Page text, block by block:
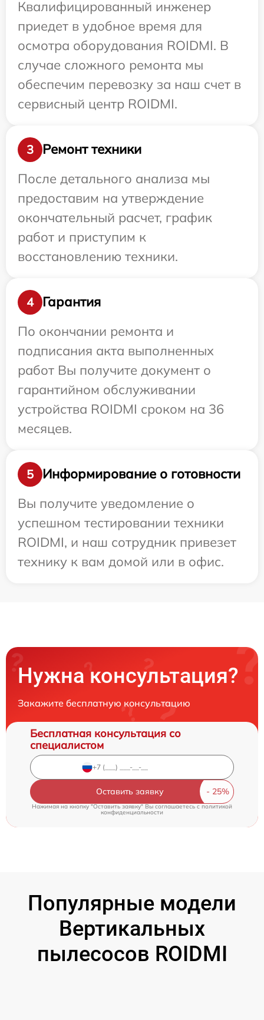
Квалифицированный инженер
приедет в удобное время для
осмотра оборудования ROIDMI. В
случае сложного ремонта мы
обеспечим перевозку за наш счет в
сервисный центр ROIDMI.
3
Ремонт техники
После детального анализа мы
предоставим на утверждение
окончательный расчет, график
работ и приступим к
восстановлению техники.
4
Гарантия
По окончании ремонта и
подписания акта выполненных
работ Вы получите документ о
гарантийном обслуживании
устройства ROIDMI сроком на 36
месяцев.
5
Информирование о готовности
Вы получите уведомление о
успешном тестировании техники
ROIDMI, и наш сотрудник привезет
технику к вам домой или в офис.
Нужна консультация?
Закажите бесплатную консультацию
Бесплатная консультация со
специалистом
Оставить заявку
Нажимая на кнопку "Оставить заявку" Вы соглашаетесь cполитикой
конфиденциальности
Популярные модели
Вертикальных
пылесосов ROIDMI